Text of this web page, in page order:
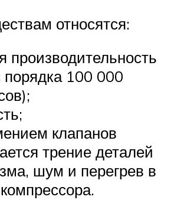
относятся:
производительность
порядка 100 000
клапанов
трение деталей
шум и перегрев в